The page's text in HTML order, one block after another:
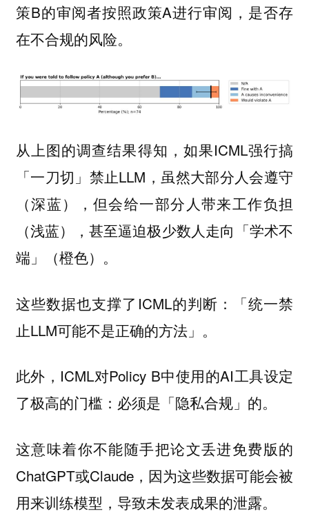
策B的审阅者按照政策A进行审阅，是否存
在不合规的风险。
从上图的调查结果得知，如果ICML强行搞
「一刀切」禁止LLM，虽然大部分人会遵守
（深蓝），但会给一部分人带来工作负担
（浅蓝），甚至逼迫极少数人走向「学术不
端」（橙色）。
这些数据也支撑了ICML的判断：「统一禁
止LLM可能不是正确的方法」。
此外，ICML对Policy B中使用的AI工具设定
了极高的门槛：必须是「隐私合规」的。
这意味着你不能随手把论文丢进免费版的
ChatGPT或Claude，因为这些数据可能会被
用来训练模型，导致未发表成果的泄露。